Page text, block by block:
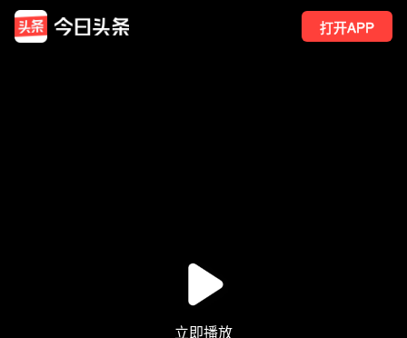
打开APP